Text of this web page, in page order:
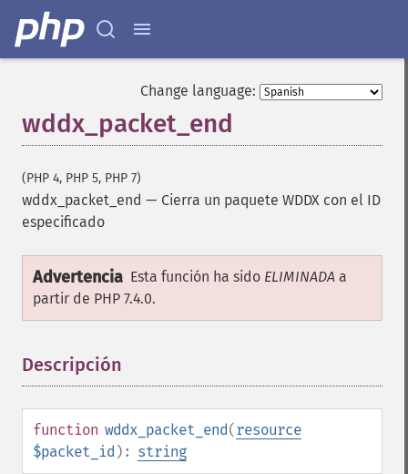
Change language:
wddx_packet_end
(PHP 4, PHP 5, PHP 7)
wddx_packet_end — Cierra un paquete WDDX con el ID
especificado
Advertencia Esta función ha sido ELIMINADA a
partir de PHP 7.4.0.
Descripción
function wddx_packet_end(resource
$packet_id ): string